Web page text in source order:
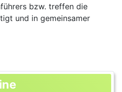
bzw. treffen die
und in gemeinsamer